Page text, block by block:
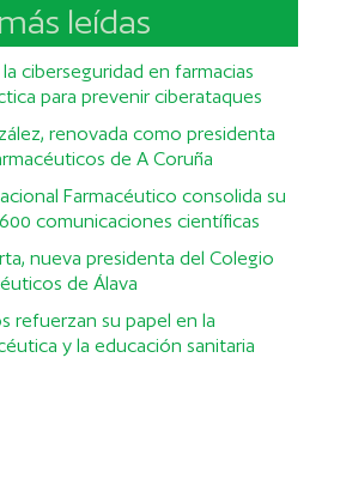
leídas
ciberseguridad en farmacias
para prevenir ciberataques
renovada como presidenta
de A Coruña
Farmacéutico consolida su
comunicaciones científicas
nueva presidenta del Colegio
de Álava
refuerzan su papel en la
y la educación sanitaria